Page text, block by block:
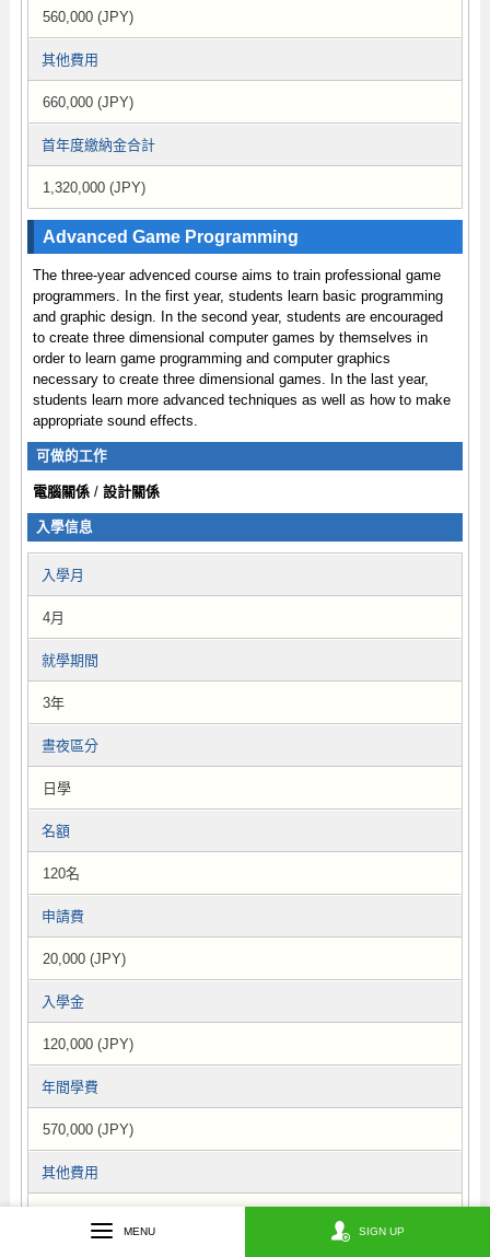
560,000 (JPY)
其他費用
660,000 (JPY)
首年度繳納金合計
1,320,000 (JPY)
Advanced Game Programming
The three-year advenced course aims to train professional game
programmers. In the first year, students learn basic programming
and graphic design. In the second year, students are encouraged
to create three dimensional computer games by themselves in
order to learn game programming and computer graphics
necessary to create three dimensional games. In the last year,
students learn more advanced techniques as well as how to make
appropriate sound effects.
可做的工作
電腦關係/ 設計關係
入學信息
入學月
4月
就學期間
3年
晝夜區分
日學
名額
120名
申請費
20,000 (JPY)
入學金
120,000 (JPY)
年間學費
570,000 (JPY)
其他費用
MENU SIGN UP